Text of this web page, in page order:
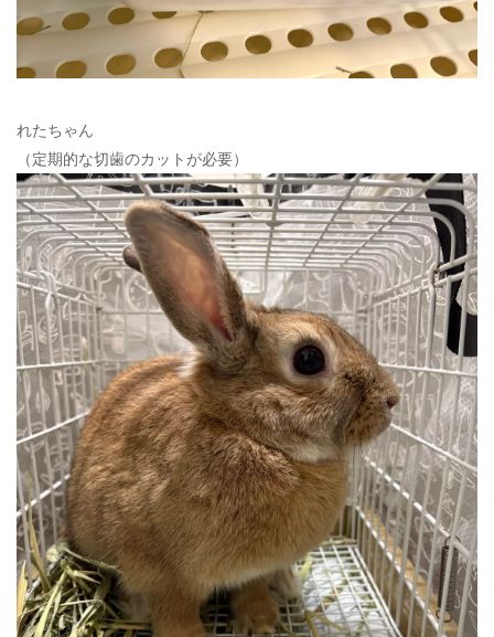
れたちゃん
（定期的な切歯のカットが必要）